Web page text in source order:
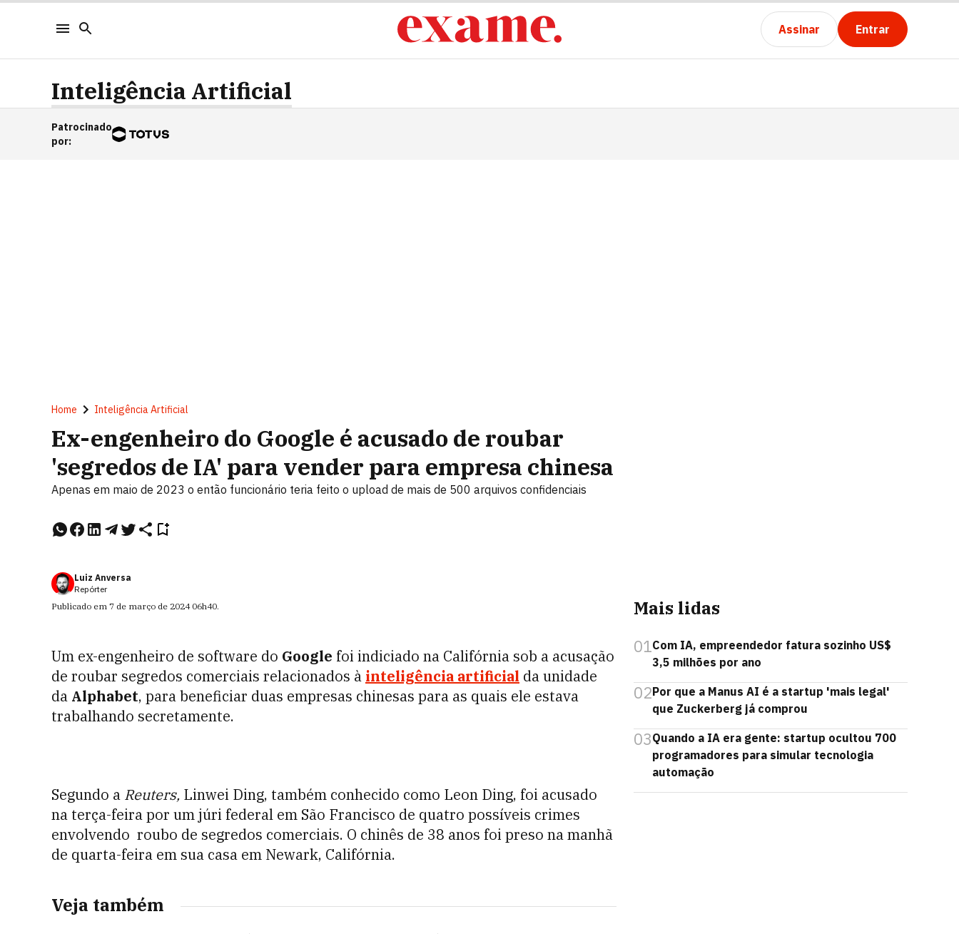
Assinar Entrar
Inteligência Artificial
Patrocinado
por:
Home Inteligência Artificial
Ex-engenheiro do Google é acusado de roubar
'segredos de IA' para vender para empresa chinesa
Apenas em maio de 2023 o então funcionário teria feito o upload de mais de 500 arquivos confidenciais
Luiz Anversa
Repórter
Publicado em 7 de março de 2024 06h40.
Um ex-engenheiro de software do Google foi indiciado na Califórnia sob a acusação
de roubar segredos comerciais relacionados à inteligência artificial da unidade
da Alphabet, para beneficiar duas empresas chinesas para as quais ele estava
trabalhando secretamente.
Segundo a Reuters, Linwei Ding, também conhecido como Leon Ding, foi acusado
na terça-feira por um júri federal em São Francisco de quatro possíveis crimes
envolvendo roubo de segredos comerciais. O chinês de 38 anos foi preso na manhã
de quarta-feira em sua casa em Newark, Califórnia.
Veja também
Mais lidas
01Com IA, empreendedor fatura sozinho US$
3,5 milhões por ano
02Por que a Manus AI é a startup 'mais legal'
que Zuckerberg já comprou
03Quando a IA era gente: startup ocultou 700
programadores para simular tecnologia
automação